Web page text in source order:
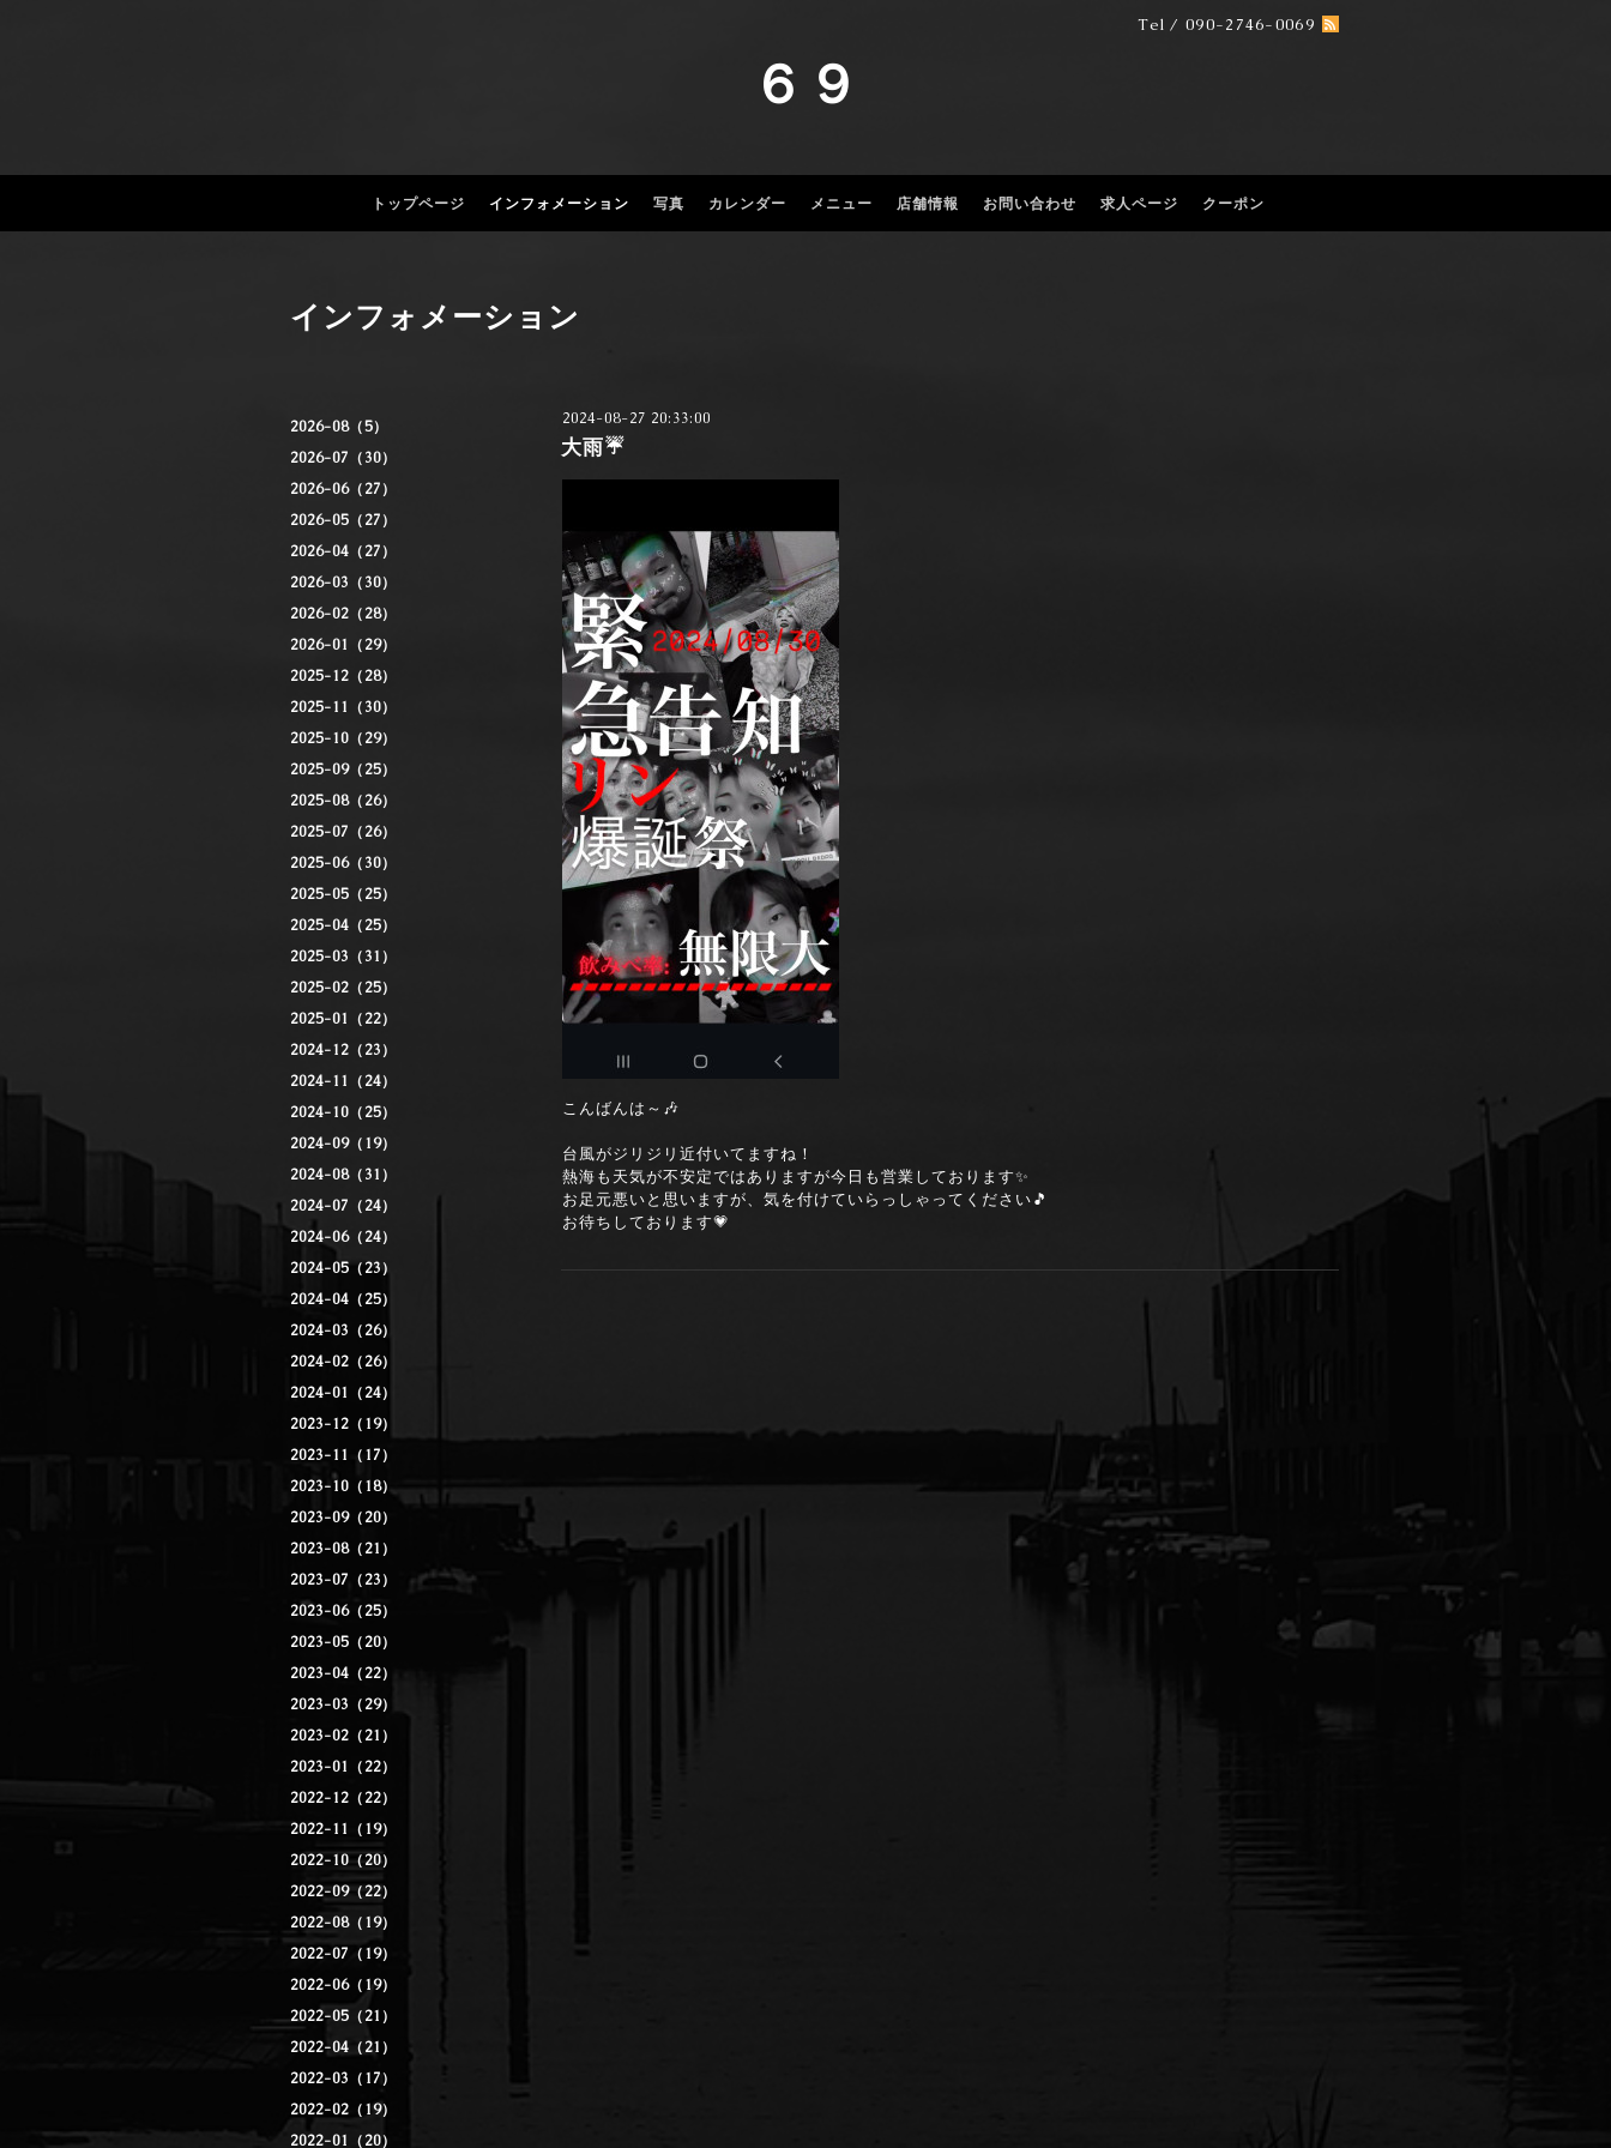
Tel / 090-2746-0069
６９
トップページ インフォメーション 写真 カレンダー メニュー 店舗情報 お問い合わせ 求人ページ クーポン
2026-08（5）
2026-07（30）
2026-06（27）
2026-05（27）
2026-04（27）
2026-03（30）
2026-02（28）
2026-01（29）
2025-12（28）
2025-11（30）
2025-10（29）
2025-09（25）
2025-08（26）
2025-07（26）
2025-06（30）
2025-05（25）
2025-04（25）
2025-03（31）
2025-02（25）
2025-01（22）
2024-12（23）
2024-11（24）
2024-10（25）
2024-09（19）
2024-08（31）
2024-07（24）
2024-06（24）
2024-05（23）
2024-04（25）
2024-03（26）
2024-02（26）
2024-01（24）
2023-12（19）
2023-11（17）
2023-10（18）
2023-09（20）
2023-08（21）
2023-07（23）
2023-06（25）
2023-05（20）
2023-04（22）
2023-03（29）
2023-02（21）
2023-01（22）
2022-12（22）
2022-11（19）
2022-10（20）
2022-09（22）
2022-08（19）
2022-07（19）
2022-06（19）
2022-05（21）
2022-04（21）
2022-03（17）
2022-02（19）
2022-01（20）
インフォメーション
2024-08-27 20:33:00
大雨☔
こんばんは～🎶
台風がジリジリ近付いてますね！
熱海も天気が不安定ではありますが今日も営業しております✨
お足元悪いと思いますが、気を付けていらっしゃってください🎵
お待ちしております💗